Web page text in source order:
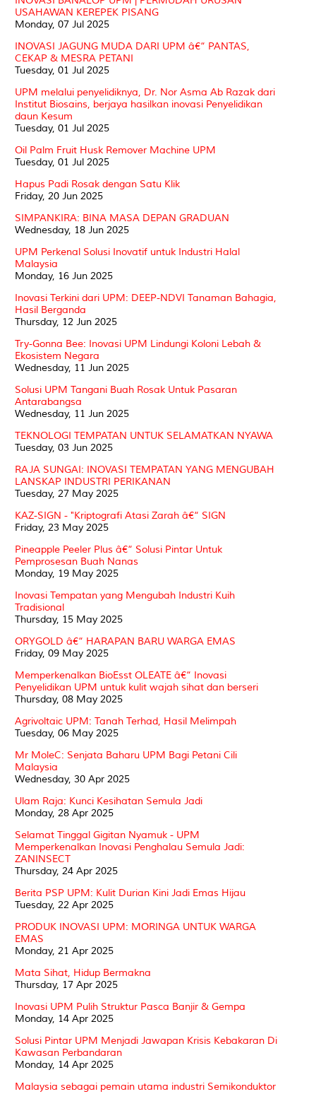
USAHAWAN KEREPEK PISANG
Monday, 07 Jul 2025
INOVASI JAGUNG MUDA DARI UPM â€“ PANTAS,
CEKAP & MESRA PETANI
Tuesday, 01 Jul 2025
UPM melalui penyelidiknya, Dr. Nor Asma Ab Razak dari
Institut Biosains, berjaya hasilkan inovasi Penyelidikan
daun Kesum
Tuesday, 01 Jul 2025
Oil Palm Fruit Husk Remover Machine UPM
Tuesday, 01 Jul 2025
Hapus Padi Rosak dengan Satu Klik
Friday, 20 Jun 2025
SIMPANKIRA: BINA MASA DEPAN GRADUAN
Wednesday, 18 Jun 2025
UPM Perkenal Solusi Inovatif untuk Industri Halal
Malaysia
Monday, 16 Jun 2025
Inovasi Terkini dari UPM: DEEP-NDVI Tanaman Bahagia,
Hasil Berganda
Thursday, 12 Jun 2025
Try-Gonna Bee: Inovasi UPM Lindungi Koloni Lebah &
Ekosistem Negara
Wednesday, 11 Jun 2025
Solusi UPM Tangani Buah Rosak Untuk Pasaran
Antarabangsa
Wednesday, 11 Jun 2025
TEKNOLOGI TEMPATAN UNTUK SELAMATKAN NYAWA
Tuesday, 03 Jun 2025
RAJA SUNGAI: INOVASI TEMPATAN YANG MENGUBAH
LANSKAP INDUSTRI PERIKANAN
Tuesday, 27 May 2025
KAZ-SIGN - "Kriptografi Atasi Zarah â€“ SIGN
Friday, 23 May 2025
Pineapple Peeler Plus â€“ Solusi Pintar Untuk
Pemprosesan Buah Nanas
Monday, 19 May 2025
Inovasi Tempatan yang Mengubah Industri Kuih
Tradisional
Thursday, 15 May 2025
ORYGOLD â€“ HARAPAN BARU WARGA EMAS
Friday, 09 May 2025
Memperkenalkan BioEsst OLEATE â€“ Inovasi
Penyelidikan UPM untuk kulit wajah sihat dan berseri
Thursday, 08 May 2025
Agrivoltaic UPM: Tanah Terhad, Hasil Melimpah
Tuesday, 06 May 2025
Mr MoleC: Senjata Baharu UPM Bagi Petani Cili
Malaysia
Wednesday, 30 Apr 2025
Ulam Raja: Kunci Kesihatan Semula Jadi
Monday, 28 Apr 2025
Selamat Tinggal Gigitan Nyamuk - UPM
Memperkenalkan Inovasi Penghalau Semula Jadi:
ZANINSECT
Thursday, 24 Apr 2025
Berita PSP UPM: Kulit Durian Kini Jadi Emas Hijau
Tuesday, 22 Apr 2025
PRODUK INOVASI UPM: MORINGA UNTUK WARGA
EMAS
Monday, 21 Apr 2025
Mata Sihat, Hidup Bermakna
Thursday, 17 Apr 2025
Inovasi UPM Pulih Struktur Pasca Banjir & Gempa
Monday, 14 Apr 2025
Solusi Pintar UPM Menjadi Jawapan Krisis Kebakaran Di
Kawasan Perbandaran
Monday, 14 Apr 2025
Malaysia sebagai pemain utama industri Semikonduktor